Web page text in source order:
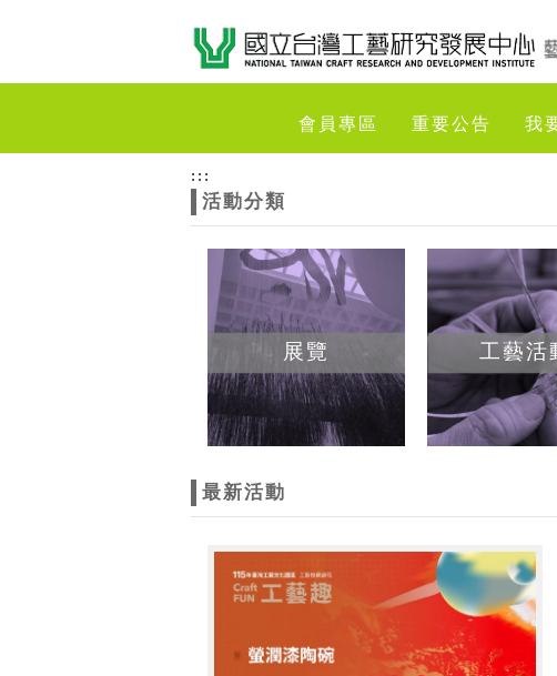
會員專區 重要公告 我
:::
活動分類
展覽 工藝活
最新活動